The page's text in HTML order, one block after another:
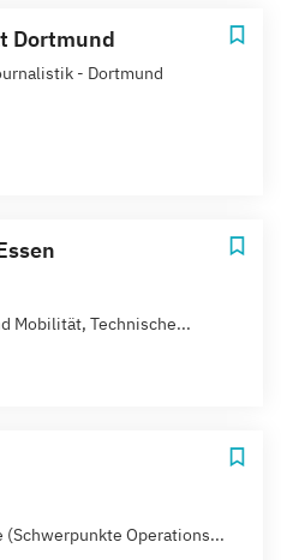
Dortmund
- Dortmund
Mobilität, Technische...
Operations...